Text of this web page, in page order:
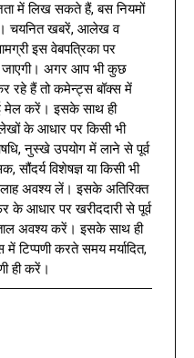
में लिख सकते हैं, बस नियमों
चयनित खबरें, आलेख व
इस वेबपत्रिका पर
जाएगी। अगर आप भी कुछ
रहे हैं तो कमेन्ट्स बॉक्स में
मेल करें। इसके साथ ही
के आधार पर किसी भी
नुस्खे उपयोग में लाने से पूर्व
सौंदर्य विशेषज्ञ या किसी भी
अवश्य लें। इसके अतिरिक्त
के आधार पर खरीददारी से पूर्व
अवश्य करें। इसके साथ ही
टिप्पणी करते समय मर्यादित,
ही करें।